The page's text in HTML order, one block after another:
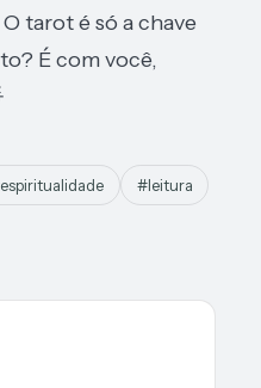
tarot é só a chave
É com você,
#leitura